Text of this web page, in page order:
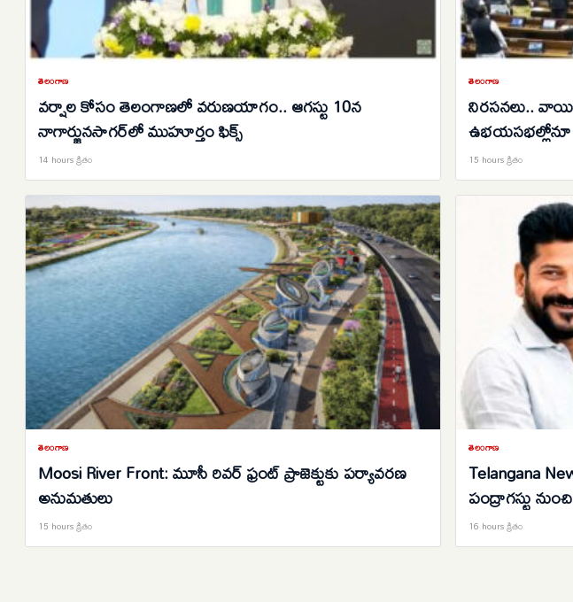
తెలంగాణ
వర్షాల కోసం తెలంగాణలో వరుణయాగం.. ఆగస్టు 10న
నాగార్జునసాగర్‌లో ముహూర్తం ఫిక్స్
14 hours క్రితం
తెలంగాణ
నిరసనలు..
ఉభయసభల్లోనూ
15 hours క్రితం
తెలంగాణ
Moosi River Front: మూసీ రివర్ ఫ్రంట్ ప్రాజెక్టుకు పర్యావరణ
అనుమతులు
15 hours క్రితం
తెలంగాణ
Telangana
పంద్రాగస్టు
16 hours క్రితం